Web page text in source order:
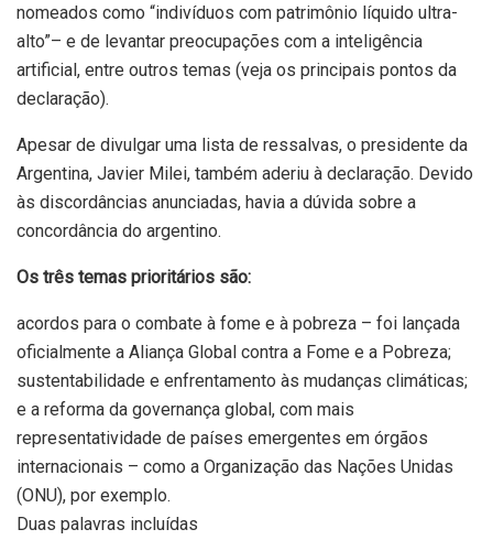
nomeados como “indivíduos com patrimônio líquido ultra-
alto”– e de levantar preocupações com a inteligência
artificial, entre outros temas (veja os principais pontos da
declaração).
Apesar de divulgar uma lista de ressalvas, o presidente da
Argentina, Javier Milei, também aderiu à declaração. Devido
às discordâncias anunciadas, havia a dúvida sobre a
concordância do argentino.
Os três temas prioritários são:
acordos para o combate à fome e à pobreza – foi lançada
oficialmente a Aliança Global contra a Fome e a Pobreza;
sustentabilidade e enfrentamento às mudanças climáticas;
e a reforma da governança global, com mais
representatividade de países emergentes em órgãos
internacionais – como a Organização das Nações Unidas
(ONU), por exemplo.
Duas palavras incluídas